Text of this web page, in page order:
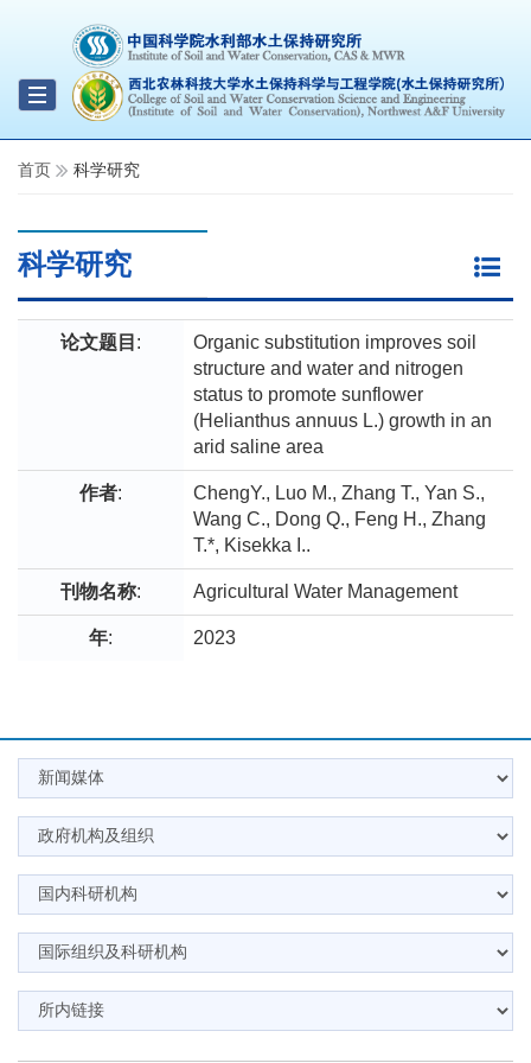
Toggle
navigation
首页 科学研究
科学研究
论文题目 :
Organic substitution improves soil
structure and water and nitrogen
status to promote sunflower
(Helianthus annuus L.) growth in an
arid saline area
作者:
ChengY., Luo M., Zhang T., Yan S.,
Wang C., Dong Q., Feng H., Zhang
T.*, Kisekka I..
刊物名称: Agricultural Water Management
年: 2023